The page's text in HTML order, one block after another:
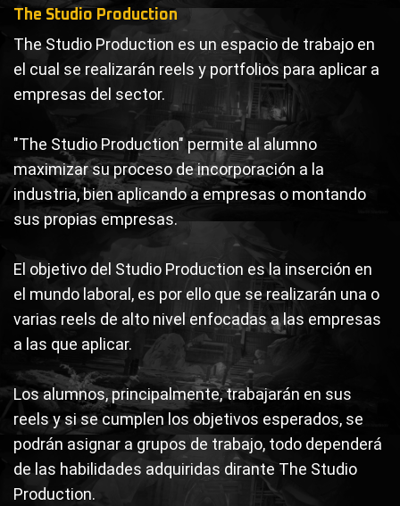
The Studio Production
The Studio Production es un espacio de trabajo en
el cual se realizarán reels y portfolios para aplicar a
empresas del sector.
"The Studio Production" permite al alumno
maximizar su proceso de incorporación a la
industria, bien aplicando a empresas o montando
sus propias empresas.
El objetivo del Studio Production es la inserción en
el mundo laboral, es por ello que se realizarán una o
varias reels de alto nivel enfocadas a las empresas
a las que aplicar.
Los alumnos, principalmente, trabajarán en sus
reels y si se cumplen los objetivos esperados, se
podrán asignar a grupos de trabajo, todo dependerá
de las habilidades adquiridas dirante The Studio
Production.